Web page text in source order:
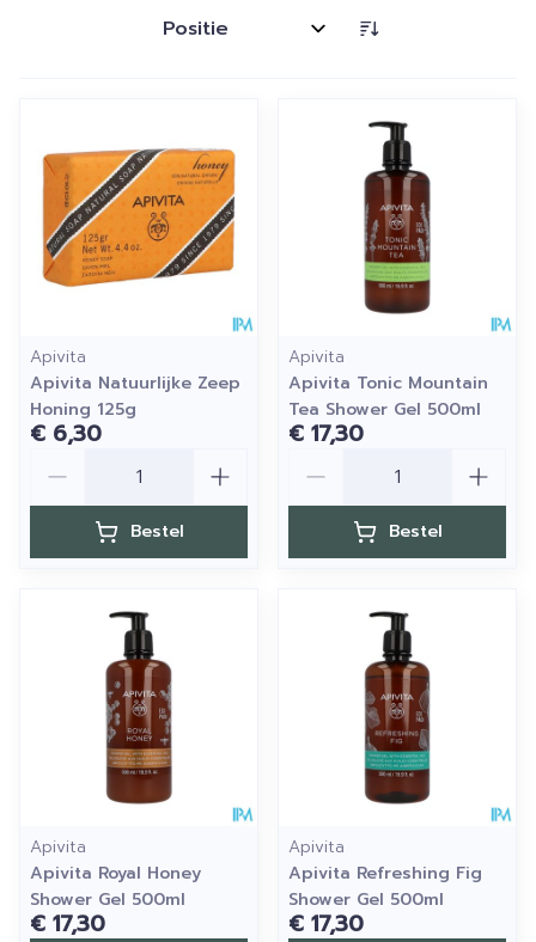
Sorteer op:
Apivita
Apivita Natuurlijke Zeep
Honing 125g
€ 6,30
Bestel
Apivita
Apivita Tonic Mountain
Tea Shower Gel 500ml
€ 17,30
Bestel
Apivita
Apivita Royal Honey
Shower Gel 500ml
€ 17,30
Apivita
Apivita Refreshing Fig
Shower Gel 500ml
€ 17,30